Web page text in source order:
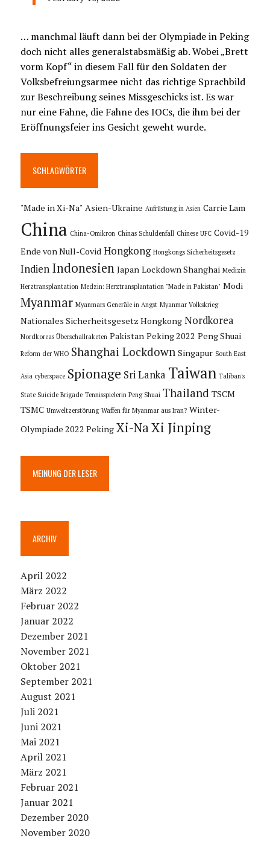
… manchmal läuft dann bei der Olympiade in Peking
doch nicht alles generalstabsmäßig ab. Wobei „Brett
vorm Kopf“ in diesem Fall für den Soldaten der
Volksbefreiungsarmee nicht das richtige Sprachbild
zur Beschreibung seines Missgeschicks ist. Es war
nur eine Fahne, die Fahne des IOCs, die ihm bei der
Eröffnungsfeier ins Gesicht geweht wurde.
SCHLAGWÖRTER
"Made in Xi-Na" Asien-Ukraine Aufrüstung in Asien Carrie Lam
China China-Omikron Chinas Schuldenfall Chinese UFC Covid-19
Ende von Null-Covid Hongkong Hongkongs Sicherheitsgesetz
Indien Indonesien Japan Lockdown Shanghai Medizin
Herztransplantation Medzin: Herztransplantation "Made in Pakistan" Modi
Myanmar Myanmars Generäle in Angst Myanmar Volkskrieg
Nationales Sicherheitsgesetz Hongkong Nordkorea
Nordkoreas Überschallraketen Pakistan Peking 2022 Peng Shuai
Reform der WHO Shanghai Lockdown Singapur South East
Asia cyberspace Spionage Sri Lanka Taiwan Taliban's
State Suicide Brigade Tennisspielerin Peng Shuai Thailand TSCM
TSMC Umweltzerstörung Waffen für Myanmar aus Iran? Winter-
Olympiade 2022 Peking Xi-NaXi Jinping
MEINUNG DER LESER
ARCHIV
April 2022
März 2022
Februar 2022
Januar 2022
Dezember 2021
November 2021
Oktober 2021
September 2021
August 2021
Juli 2021
Juni 2021
Mai 2021
April 2021
März 2021
Februar 2021
Januar 2021
Dezember 2020
November 2020